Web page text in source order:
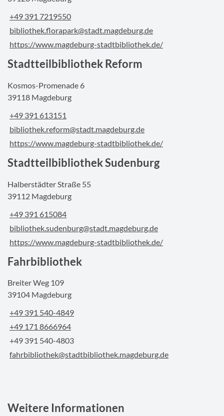
+49 391 7219550
bibliothek.florapark@stadt.magdeburg.de
https://www.magdeburg-stadtbibliothek.de/
Stadtteilbibliothek Reform
Kosmos-Promenade 6
39118 Magdeburg
+49 391 613151
bibliothek.reform@stadt.magdeburg.de
https://www.magdeburg-stadtbibliothek.de/
Stadtteilbibliothek Sudenburg
Halberstädter Straße 55
39112 Magdeburg
+49 391 615084
bibliothek.sudenburg@stadt.magdeburg.de
https://www.magdeburg-stadtbibliothek.de/
Fahrbibliothek
Breiter Weg 109
39104 Magdeburg
+49 391 540-4849
+49 171 8666964
+49 391 540-4803
fahrbibliothek@stadtbibliothek.magdeburg.de
Weitere Informationen